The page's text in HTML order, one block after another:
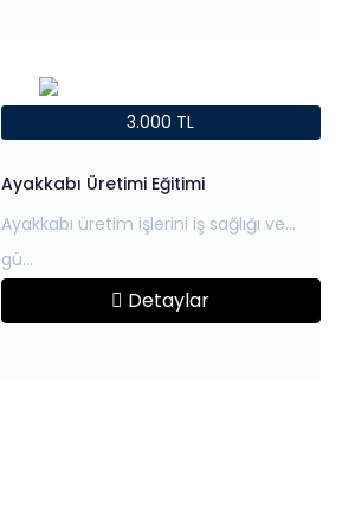
3.000 TL
Ayakkabı Üretimi Eğitimi
Ayakkabı üretim işlerini iş sağlığı ve
Detaylar